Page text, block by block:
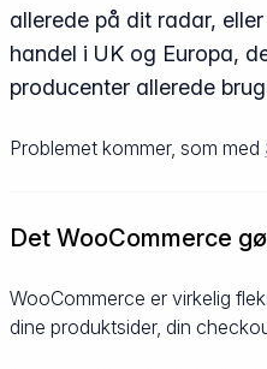
allerede på dit radar,
handel i UK og Europa,
producenter allerede
Problemet kommer, som med
Det WooCommerce
WooCommerce er virkelig
dine produktsider, din